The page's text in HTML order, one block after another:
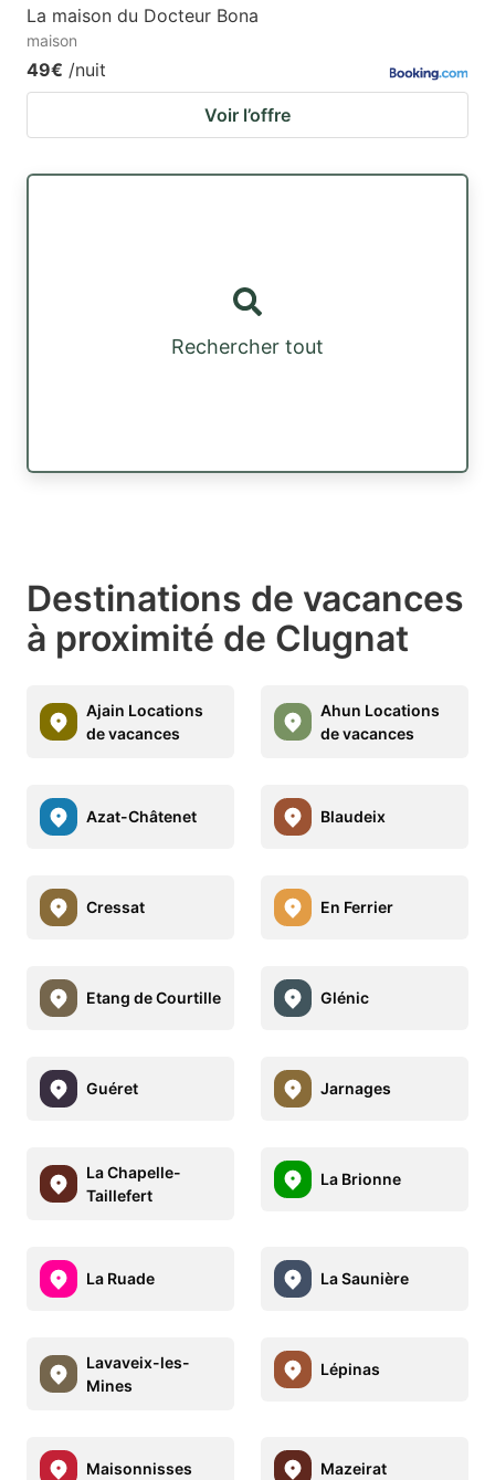
La maison du Docteur Bona
maison
49€ /nuit
Voir l’offre
Rechercher tout
Destinations de vacances
à proximité de Clugnat
Ajain Locations
de vacances
Ahun Locations
de vacances
Azat-Châtenet Blaudeix
Cressat En Ferrier
Etang de Courtille Glénic
Guéret Jarnages
La Chapelle-
Taillefert
La Brionne
La Ruade La Saunière
Lavaveix-les-
Mines
Lépinas
Maisonnisses Mazeirat